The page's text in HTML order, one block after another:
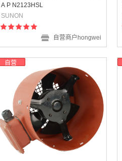
A P N2123HSL
SUNON
自营商户hongwei
自营